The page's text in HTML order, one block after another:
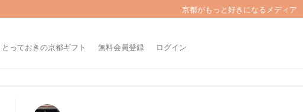
京都がもっと好きになるメディア
とっておきの京都ギフト 無料会員登録 ログイン